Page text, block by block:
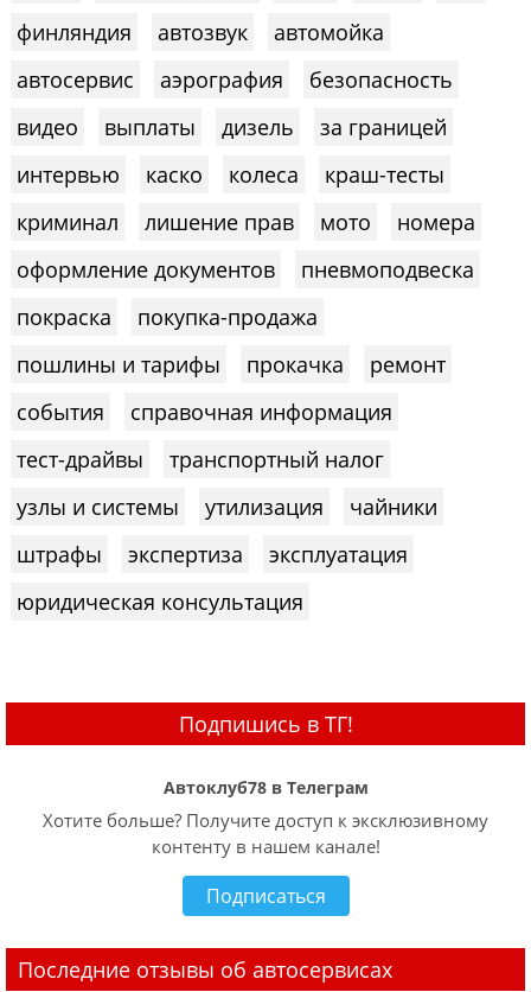
финляндия
автозвук
автомойка
автосервис
аэрография
безопасность
видео
выплаты дизель
за границей
интервью
каско колеса
краш-тесты
криминал
лишение прав мото
номера
оформление документов
пневмоподвеска
покраска
покупка-продажа
пошлины и тарифы
прокачка
ремонт
события
справочная информация
тест-драйвы
транспортный налог
узлы и системы
утилизация
чайники
штрафы
экспертиза
эксплуатация
юридическая консультация
Подпишись в ТГ!
Автоклуб78 в Телеграм
Хотите больше? Получите доступ к эксклюзивному
контенту в нашем канале!
Подписаться
Последние отзывы об автосервисах